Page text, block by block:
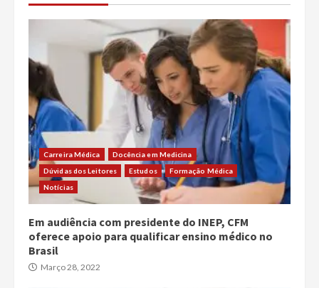
Carreira Médica
Docência em Medicina
Dúvidas dos Leitores
Estudos
Formação Médica
Notícias
Em audiência com presidente do INEP, CFM
oferece apoio para qualificar ensino médico no
Brasil
Março 28, 2022